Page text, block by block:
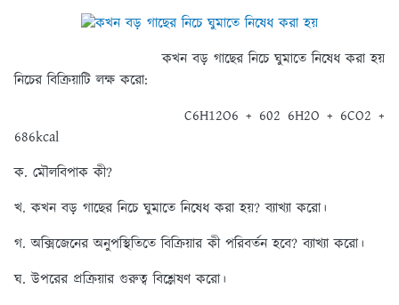
কখন বড় গাছের নিচে ঘুমাতে নিষেধ করা হয়
নিচের বিক্রিয়াটি লক্ষ করো:
C6H12O6 + 602 6H2O + 6CO2 +
686kcal
ক. মৌলবিপাক কী?
খ. কখন বড় গাছের নিচে ঘুমাতে নিষেধ করা হয়? ব্যাখ্যা করো।
গ. অক্সিজেনের অনুপস্থিতিতে বিক্রিয়ার কী পরিবর্তন হবে? ব্যাখ্যা করো।
ঘ. উপরের প্রক্রিয়ার গুরুত্ব বিশ্লেষণ করো।